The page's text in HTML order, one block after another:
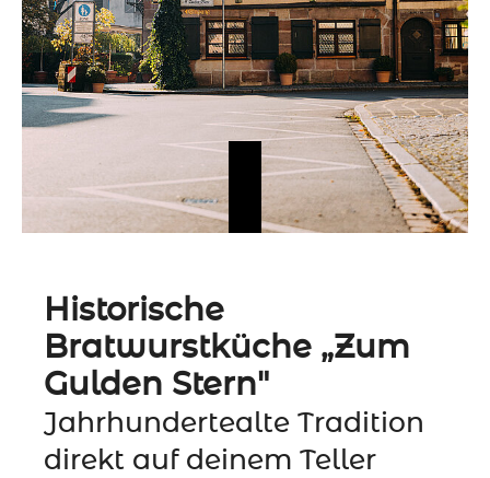
Historische
Bratwurstküche „Zum
Gulden Stern"
Jahrhundertealte Tradition
direkt auf deinem Teller